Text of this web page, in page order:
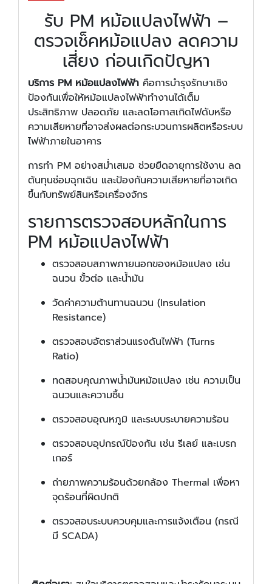
รับ PM หม้อแปลงไฟฟ้า –
ตรวจเช็คหม้อแปลง ลดความ
เสี่ยง ก่อนเกิดปัญหา
บริการ PM หม้อแปลงไฟฟ้า คือการบำรุงรักษาเชิง
ป้องกันเพื่อให้หม้อแปลงไฟฟ้าทำงานได้เต็ม
ประสิทธิภาพ ปลอดภัย และลดโอกาสเกิดไฟดับหรือ
ความเสียหายที่อาจส่งผลต่อกระบวนการผลิตหรือระบบ
ไฟฟ้าภายในอาคาร
การทำ PM อย่างสม่ำเสมอ ช่วยยืดอายุการใช้งาน ลด
ต้นทุนซ่อมฉุกเฉิน และป้องกันความเสียหายที่อาจเกิด
ขึ้นกับทรัพย์สินหรือเครื่องจักร
รายการตรวจสอบหลักในการ
PM หม้อแปลงไฟฟ้า
ตรวจสอบสภาพภายนอกของหม้อแปลง เช่น
ฉนวน ขั้วต่อ และน้ำมัน
วัดค่าความต้านทานฉนวน (Insulation
Resistance)
ตรวจสอบอัตราส่วนแรงดันไฟฟ้า (Turns
Ratio)
ทดสอบคุณภาพน้ำมันหม้อแปลง เช่น ความเป็น
ฉนวนและความชื้น
ตรวจสอบอุณหภูมิ และระบบระบายความร้อน
ตรวจสอบอุปกรณ์ป้องกัน เช่น รีเลย์ และเบรก
เกอร์
ถ่ายภาพความร้อนด้วยกล้อง Thermal เพื่อหา
จุดร้อนที่ผิดปกติ
ตรวจสอบระบบควบคุมและการแจ้งเตือน (กรณี
มี SCADA)